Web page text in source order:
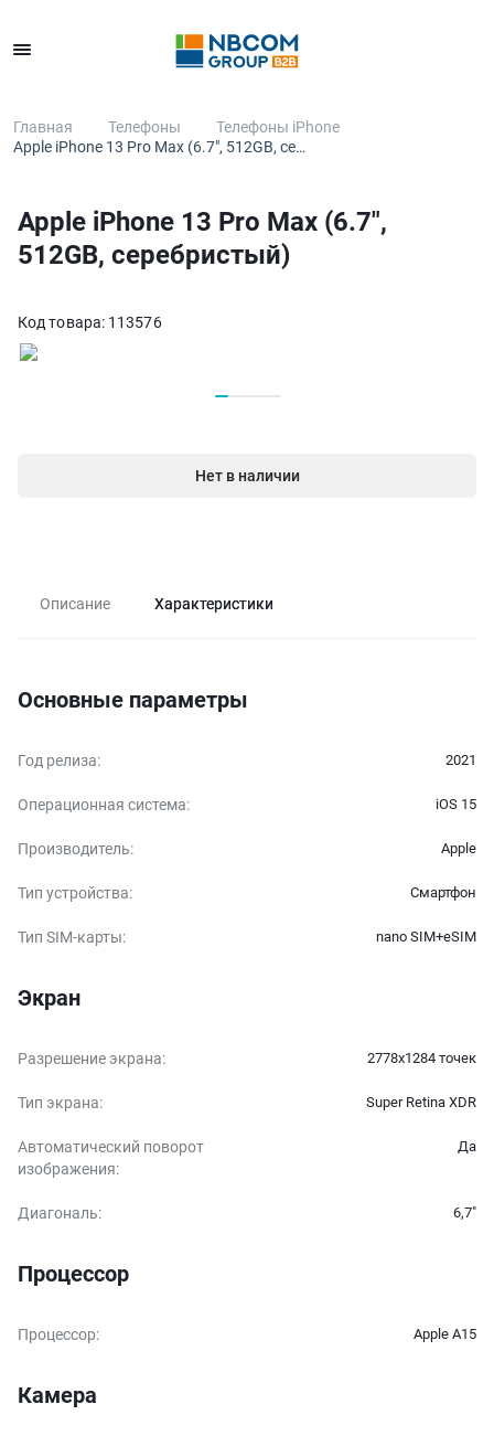
Главная Телефоны
Телефоны iPhone
Apple iPhone 13 Pro Max (6.7", 512GB, се…
Apple iPhone 13 Pro Max (6.7",
512GB, серебристый)
Код товара: 113576
Нет в наличии
Описание Характеристики
Основные параметры
Год релиза: 2021
Операционная система: iOS 15
Производитель: Apple
Тип устройства: Смартфон
Тип SIM-карты: nano SIM+eSIM
Экран
Разрешение экрана: 2778x1284 точек
Тип экрана: Super Retina XDR
Автоматический поворот
изображения:
Да
Диагональ: 6,7″
Процессор
Процессор: Apple A15
Камера